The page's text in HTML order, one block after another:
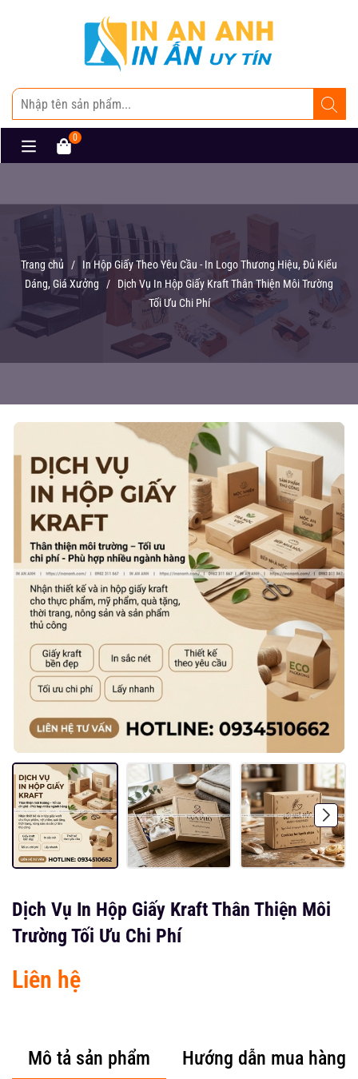
0
Trang chủ /
In Hộp Giấy Theo Yêu Cầu - In Logo Thương Hiệu, Đủ Kiểu
Dáng, Giá Xưởng
/
Dịch Vụ In Hộp Giấy Kraft Thân Thiện Môi Trường
Tối Ưu Chi Phí
Dịch Vụ In Hộp Giấy Kraft Thân Thiện Môi
Trường Tối Ưu Chi Phí
Liên hệ
Mô tả sản phẩm Hướng dẫn mua hàng